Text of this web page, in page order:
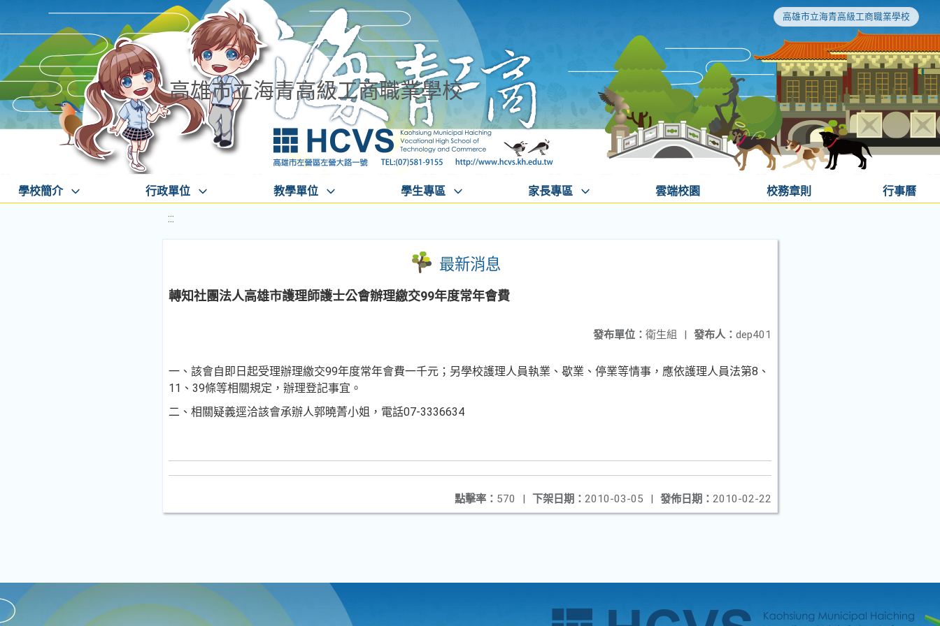
高雄市立海青高級工商職業學校
高雄市立海青高級工商職業學校
學校簡介 行政單位 教學單位 學生專區 家長專區 雲端校園 校務章則 行事曆
:::
最新消息
轉知社團法人高雄市護理師護士公會辦理繳交99年度常年會費
發布人： dep401
發布單位： 衛生組 |
一、該會自即日起受理辦理繳交99年度常年會費一千元；另學校護理人員執業、歇業、停業等情事，應依護理人員法第8、
11、39條等相關規定，辦理登記事宜。
二、相關疑義逕洽該會承辦人郭曉菁小姐，電話07-3336634
發佈日期： 2010-02-22
下架日期： 2010-03-05 |
點擊率： 570 |